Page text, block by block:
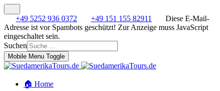
+49 5252 936 0372 +49 151 155 82911
Diese E-Mail-
Adresse ist vor Spambots geschützt! Zur Anzeige muss JavaScript
eingeschaltet sein.
Suchen
Mobile Menu Toggle
🏠 Home